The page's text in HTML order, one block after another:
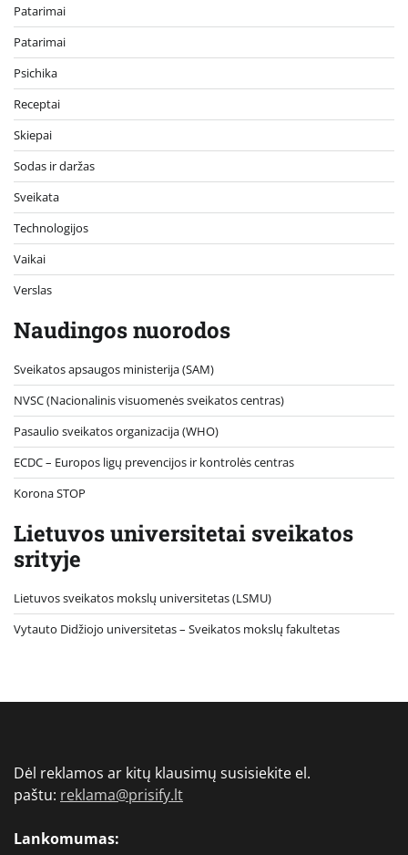
Patarimai
Patarimai
Psichika
Receptai
Skiepai
Sodas ir daržas
Sveikata
Technologijos
Vaikai
Verslas
Naudingos nuorodos
Sveikatos apsaugos ministerija (SAM)
NVSC (Nacionalinis visuomenės sveikatos centras)
Pasaulio sveikatos organizacija (WHO)
ECDC – Europos ligų prevencijos ir kontrolės centras
Korona STOP
Lietuvos universitetai sveikatos
srityje
Lietuvos sveikatos mokslų universitetas (LSMU)
Vytauto Didžiojo universitetas– Sveikatos mokslų fakultetas
Dėl reklamos ar kitų klausimų susisiekite el.
paštu: reklama@prisify.lt
Lankomumas: